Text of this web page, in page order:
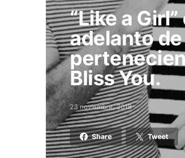
“Like a
adelanto de
Bliss You.
Posted on
23 noviembre, 2018
Share Tweet